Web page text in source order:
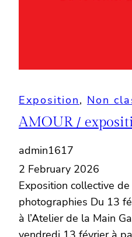
Exposition, Non
AMOUR /
admin1617
2 February 2026
Exposition collective
photographies Du 13
à l’Atelier de la Main